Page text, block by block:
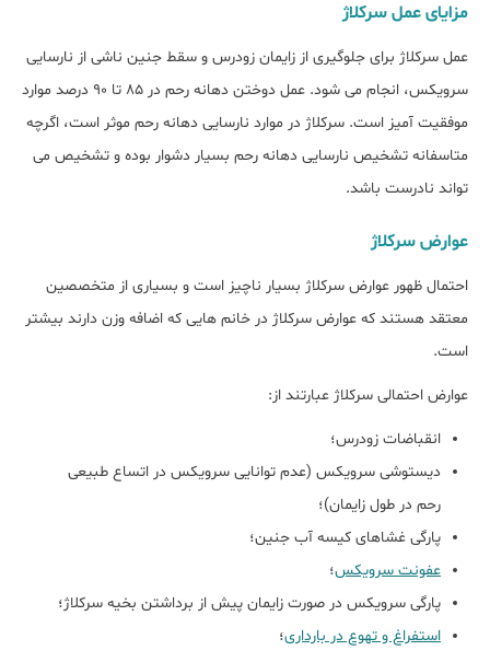
مزایای عمل سرکلاژ
عمل سرکلاژ برای جلوگیری از زایمان زودرس و سقط جنین ناشی از نارسایی
سرویکس، انجام می شود. عمل دوختن دهانه رحم در 85 تا 90 درصد موارد
موفقیت آمیز است. سرکلاژ در موارد نارسایی دهانه رحم موثر است، اگرچه
متاسفانه تشخیص نارسایی دهانه رحم بسیار دشوار بوده و تشخیص می
تواند نادرست باشد.
عوارض سرکلاژ
احتمال ظهور عوارض سرکلاژ بسیار ناچیز است و بسیاری از متخصصین
معتقد هستند که عوارض سرکلاژ در خانم هایی که اضافه وزن دارند بیشتر
است.
عوارض احتمالی سرکلاژ عبارتند از:
انقباضات زودرس؛
دیستوشی سرویکس (عدم توانایی سرویکس در اتساع طبیعی
رحم در طول زایمان)؛
پارگی غشاهای کیسه آب جنین؛
عفونت سرویکس؛
پارگی سرویکس در صورت زایمان پیش از برداشتن بخیه سرکلاژ؛
استفراغ و تهوع در بارداری؛